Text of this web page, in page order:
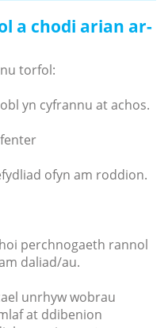
a chodi arian ar-
torfol:
yn cyfrannu at achos.
ofyn am roddion.
perchnogaeth rannol
daliad/au.
unrhyw wobrau
at ddibenion